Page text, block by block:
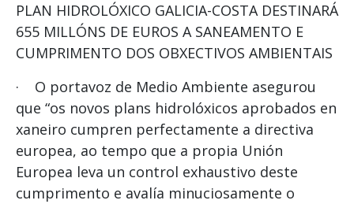
PLAN HIDROLÓXICO GALICIA-COSTA DESTINARÁ
655 MILLÓNS DE EUROS A SANEAMENTO E
CUMPRIMENTO DOS OBXECTIVOS AMBIENTAIS
· O portavoz de Medio Ambiente asegurou
que “os novos plans hidrolóxicos aprobados en
xaneiro cumpren perfectamente a directiva
europea, ao tempo que a propia Unión
Europea leva un control exhaustivo deste
cumprimento e avalía minuciosamente o